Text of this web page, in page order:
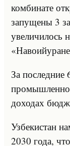
комбинате
запущены 3
увеличилось
За последние
доходах
Узбекистан
2030 года,